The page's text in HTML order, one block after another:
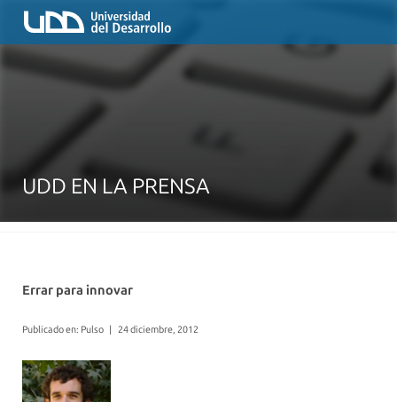
UDD EN LA PRENSA
Errar para innovar
Publicado en: Pulso | 24 diciembre, 2012